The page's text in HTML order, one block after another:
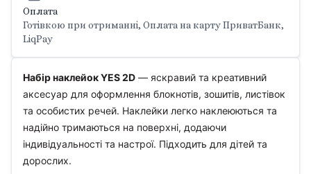
Оплата
Готівкою при отриманні, Оплата на карту ПриватБанк,
LiqPay
Набір наклейок YES 2D — яскравий та креативний
аксесуар для оформлення блокнотів, зошитів, листівок
та особистих речей. Наклейки легко наклеюються та
надійно тримаються на поверхні, додаючи
індивідуальності та настрої. Підходить для дітей та
дорослих.